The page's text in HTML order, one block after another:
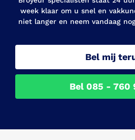
week klaar om u snel en
niet langer en neem vandaag
Bel mij
Bel 085 - 760